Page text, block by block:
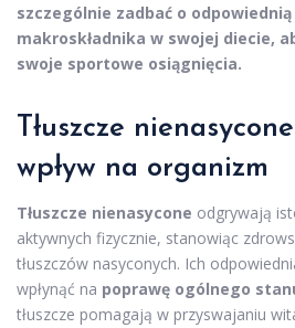
szczególnie zadbać o
makroskładnika w swojej diecie,
swoje sportowe osiągnięcia.
Tłuszcze
wpływ na organizm
Tłuszcze nienasycone odgrywają
aktywnych fizycznie, stanowiąc
tłuszczów nasyconych. Ich
wpłynąć na poprawę ogólnego
tłuszcze pomagają w przyswajaniu